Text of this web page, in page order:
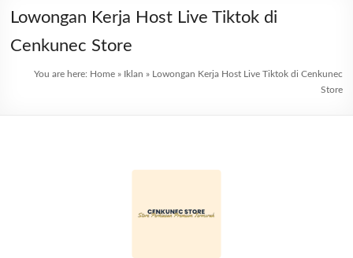
Lowongan Kerja Host Live Tiktok di
Cenkunec Store
You are here: Home» Iklan » Lowongan Kerja Host Live Tiktok di Cenkunec
Store